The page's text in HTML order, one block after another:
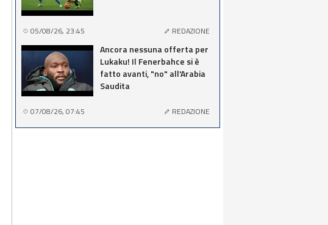
05/08/26, 23:45 REDAZIONE
Ancora nessuna offerta per
Lukaku! Il Fenerbahce si è
fatto avanti, "no" all'Arabia
Saudita
07/08/26, 07:45 REDAZIONE